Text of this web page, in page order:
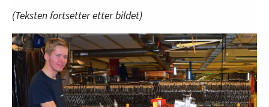
(Teksten fortsetter etter bildet)